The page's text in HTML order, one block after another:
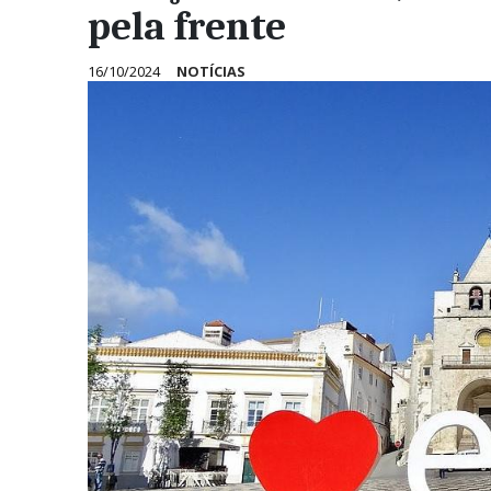
pela frente
16/10/2024 NOTÍCIAS